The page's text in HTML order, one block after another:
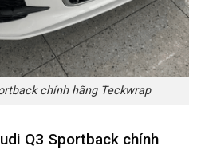
chính hãng Teckwrap
Q3 Sportback chính